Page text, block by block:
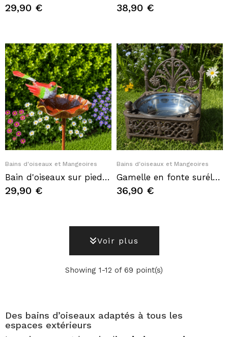
29,90 € 38,90 €
Quick View
Bains d'oiseaux et Mangeoires
Bain d'oiseaux sur pied avec colibri décoratif – Abreuvoir et baignoire à oiseaux en métal
29,90 €
Quick View
Bains d'oiseaux et Mangeoires
Gamelle en fonte surélevée pour chien avec bol inox – Style ancien décoratif
36,90 €
Voir plus
Showing 1-12 of 69 point(s)
Des bains d’oiseaux adaptés à tous les
espaces extérieurs